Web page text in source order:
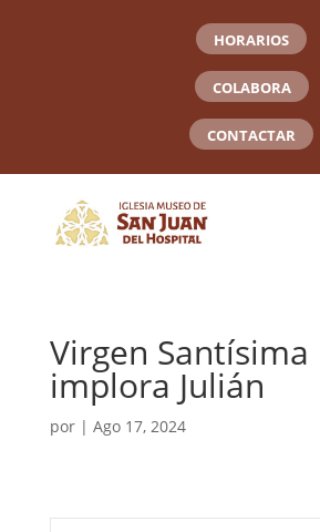
HORARIOS
COLABORA
CONTACTAR
Virgen Santísima
implora Julián
por | Ago 17, 2024